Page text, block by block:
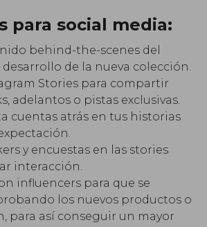
para social media:
behind-the-scenes del
de la nueva colección.
Stories para compartir
adelantos o pistas exclusivas.
cuentas atrás en tus historias
y encuestas en las stories
interacción.
influencers para que se
los nuevos productos o
para así conseguir un mayor